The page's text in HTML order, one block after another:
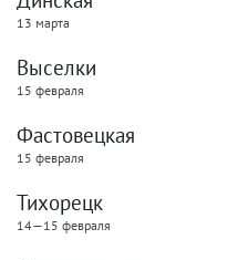
13 марта
Выселки
15 февраля
Фастовецкая
15 февраля
Тихорецк
14—15 февраля